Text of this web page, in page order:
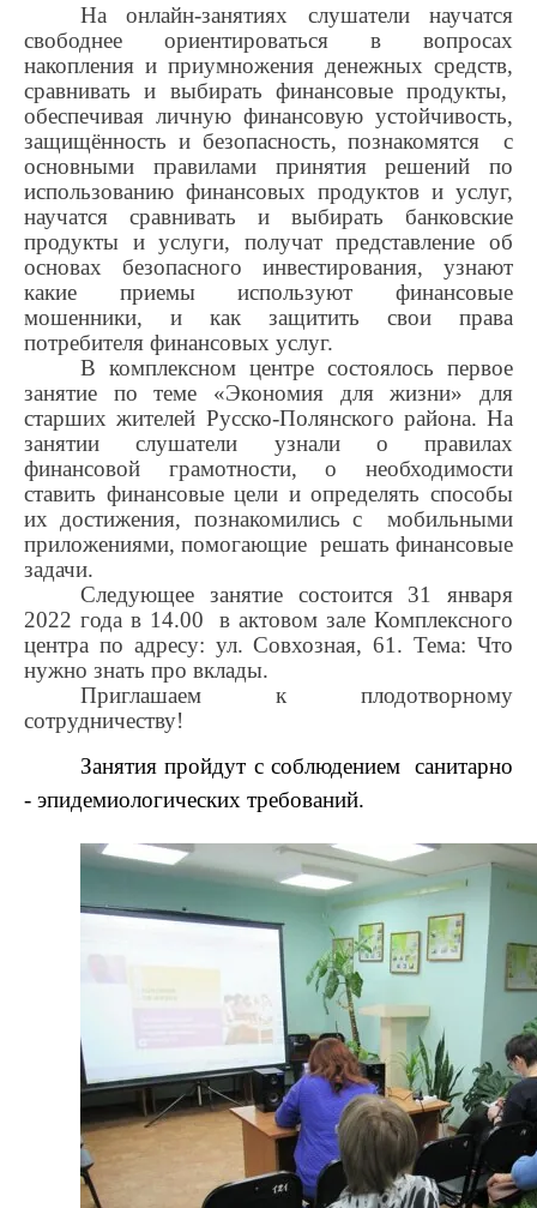
На онлайн-занятиях слушатели научатся
свободнее ориентироваться в вопросах
накопления и приумножения денежных средств,
сравнивать и выбирать финансовые продукты,
обеспечивая личную финансовую устойчивость,
защищённость и безопасность, познакомятся с
основными правилами принятия решений по
использованию финансовых продуктов и услуг,
научатся сравнивать и выбирать банковские
продукты и услуги, получат представление об
основах безопасного инвестирования, узнают
какие приемы используют финансовые
мошенники, и как защитить свои права
потребителя финансовых услуг.
В комплексном центре состоялось первое
занятие по теме «Экономия для жизни» для
старших жителей Русско-Полянского района. На
занятии слушатели узнали о правилах
финансовой грамотности, о необходимости
ставить финансовые цели и определять способы
их достижения, познакомились с мобильными
приложениями, помогающие решать финансовые
задачи.
Следующее занятие состоится 31 января
2022 года в 14.00 в актовом зале Комплексного
центра по адресу: ул. Совхозная, 61. Тема: Что
нужно знать про вклады.
Приглашаем к плодотворному
сотрудничеству!
Занятия пройдут с соблюдением санитарно
- эпидемиологических требований.